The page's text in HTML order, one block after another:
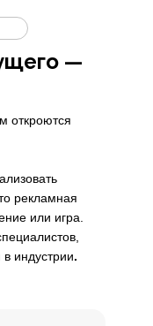
—
откроются
рекламная
или игра.
индустрии.